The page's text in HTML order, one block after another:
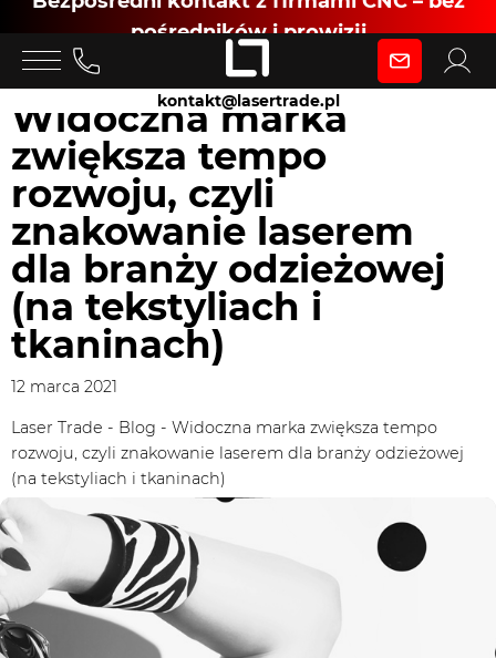
pośredników i prowizji
Zaloguj się
jako
Klient
Zaloguj się
Dołącz jako Partner CNC
Rejestracja
Partner produkcyjny
kontakt@lasertrade.pl
Widoczna marka
zwiększa tempo
rozwoju, czyli
znakowanie laserem
dla branży odzieżowej
(na tekstyliach i
tkaninach)
12 marca 2021
Laser Trade - Blog - Widoczna marka zwiększa tempo
rozwoju, czyli znakowanie laserem dla branży odzieżowej
(na tekstyliach i tkaninach)